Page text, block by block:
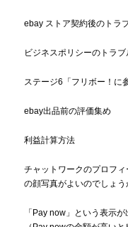
ebay ストア契約後のトラ
ビジネスポリシーのトラ
ステージ6「フリボー！に
ebay出品前の評価集め
利益計算方法
チャットワークのプロフ
の顔写真がよいのでしょ
「Pay now」という表示